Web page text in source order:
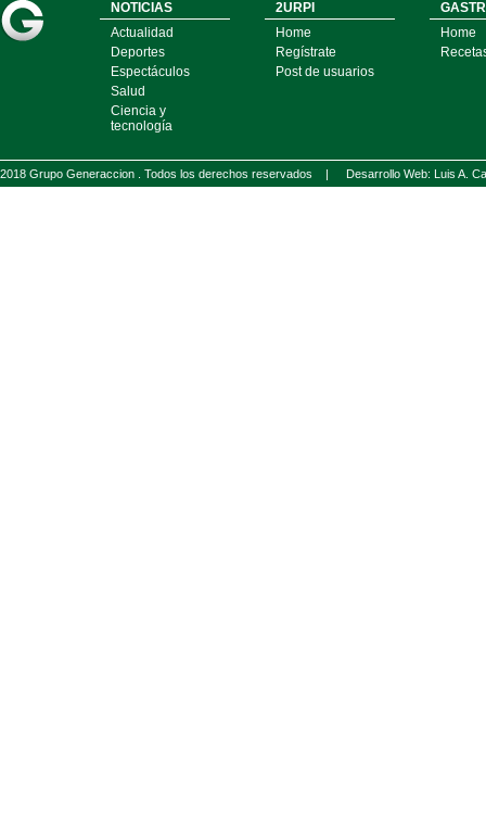
NOTICIAS
Actualidad
Deportes
Espectáculos
Salud
Ciencia y
tecnología
2URPI
Home
Regístrate
Post de usuarios
Home
2018 Grupo Generaccion . Todos los derechos reservados | Desarrollo Web: Luis